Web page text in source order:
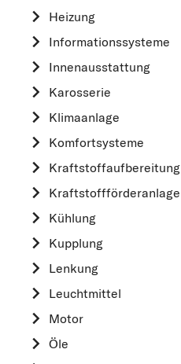
Heizung
Informationssysteme
Innenausstattung
Karosserie
Klimaanlage
Komfortsysteme
Kraftstoff­aufbereitung
Kraftstoff­förderanlage
Kühlung
Kupplung
Lenkung
Leuchtmittel
Motor
Öle